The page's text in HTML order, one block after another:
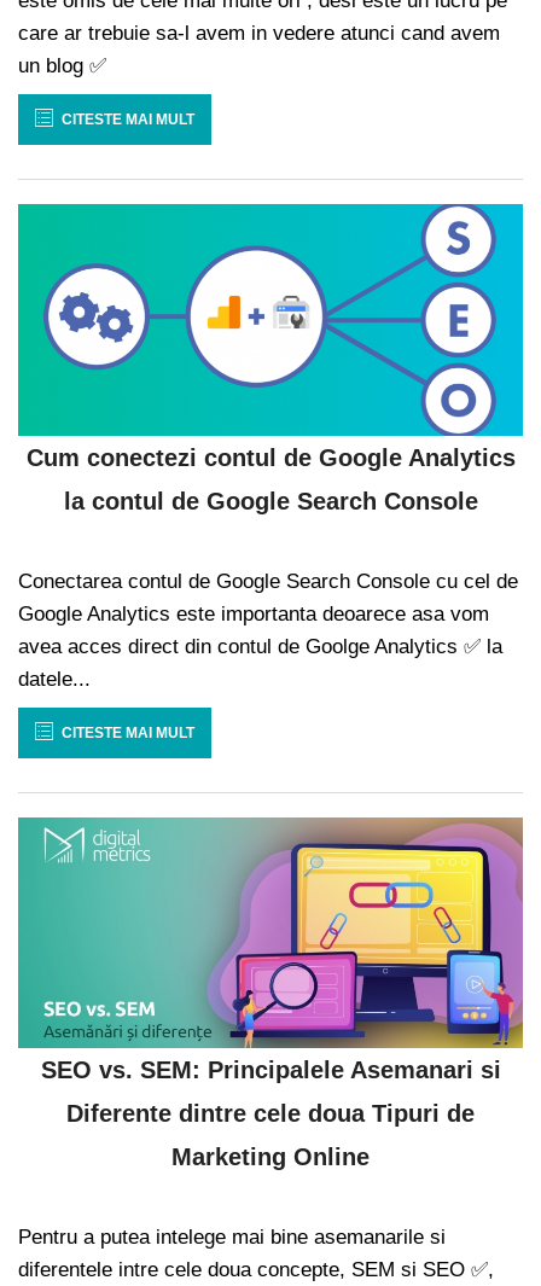
care ar trebuie sa-l avem in vedere atunci cand avem
un blog ✅
CITESTE MAI MULT
Cum conectezi contul de Google Analytics
la contul de Google Search Console
Conectarea contul de Google Search Console cu cel de
Google Analytics este importanta deoarece asa vom
avea acces direct din contul de Goolge Analytics ✅ la
datele...
CITESTE MAI MULT
SEO vs. SEM: Principalele Asemanari si
Diferente dintre cele doua Tipuri de
Marketing Online
Pentru a putea intelege mai bine asemanarile si
diferentele intre cele doua concepte, SEM si SEO ✅,